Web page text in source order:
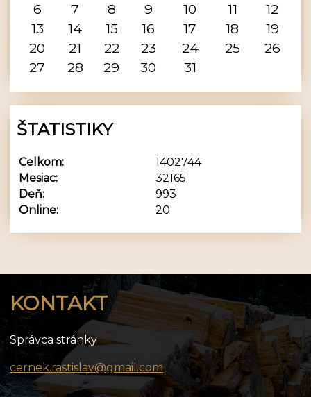
6
7 8 9 10 11
12
13
14 15 16 17 18
19
20
21 22 23 24 25
26
27
28 29 30 31
ŠTATISTIKY
Online: 20
Celkom:
1402744
Mesiac:
32165
Deň:
993
KONTAKT
Správca stránky
cernek.rastislav@gmail.com